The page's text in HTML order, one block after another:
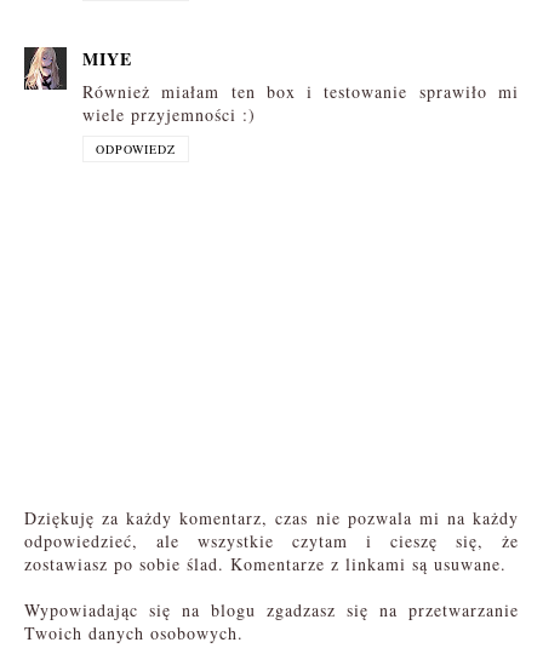
MIYE
Również miałam ten box i testowanie sprawiło mi
wiele przyjemności :)
ODPOWIEDZ
Dziękuję za każdy komentarz, czas nie pozwala mi na każdy
odpowiedzieć, ale wszystkie czytam i cieszę się, że
zostawiasz po sobie ślad. Komentarze z linkami są usuwane.
Wypowiadając się na blogu zgadzasz się na przetwarzanie
Twoich danych osobowych.